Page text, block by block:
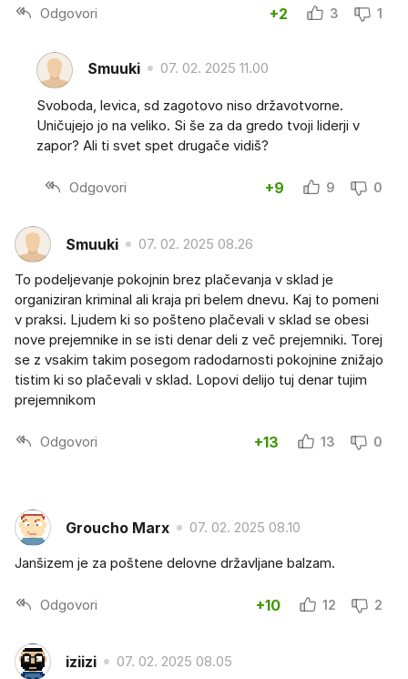
Odgovori +2 3 1
Smuuki 07. 02. 2025 11.00
Svoboda, levica, sd zagotovo niso državotvorne.
Uničujejo jo na veliko. Si še za da gredo tvoji liderji v
zapor? Ali ti svet spet drugače vidiš?
Odgovori +9 9 0
Smuuki 07. 02. 2025 08.26
To podeljevanje pokojnin brez plačevanja v sklad je
organiziran kriminal ali kraja pri belem dnevu. Kaj to pomeni
v praksi. Ljudem ki so pošteno plačevali v sklad se obesi
nove prejemnike in se isti denar deli z več prejemniki. Torej
se z vsakim takim posegom radodarnosti pokojnine znižajo
tistim ki so plačevali v sklad. Lopovi delijo tuj denar tujim
prejemnikom
Odgovori +13 13 0
Groucho Marx 07. 02. 2025 08.10
Janšizem je za poštene delovne državljane balzam.
Odgovori +10 12 2
iziizi 07. 02. 2025 08.05